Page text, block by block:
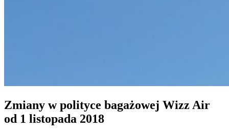
Zmiany w polityce bagażowej Wizz Air
od 1 listopada 2018